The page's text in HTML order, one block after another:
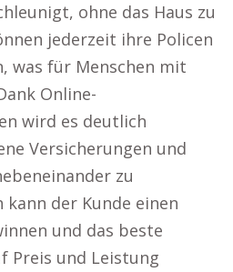
ohne das Haus zu
jederzeit ihre Policen
was für Menschen mit
Online-
wird es deutlich
Versicherungen und
zu
kann der Kunde einen
und das beste
Preis und Leistung